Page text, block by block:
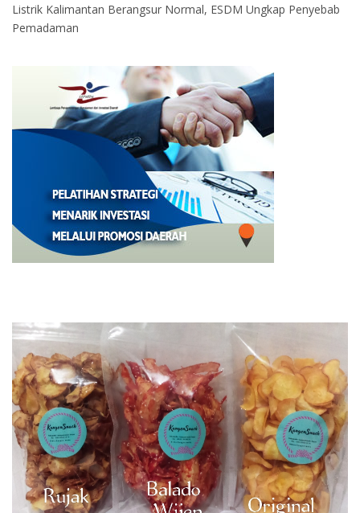
Listrik Kalimantan Berangsur Normal, ESDM Ungkap Penyebab
Pemadaman